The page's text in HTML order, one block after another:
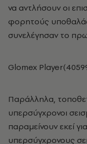
να αντλήσουν οι
φορητούς
συνελέγησαν το
Glomex
Παράλληλα,
υπερσύγχρονοι
παραμείνουν εκεί
υπερσύγχρονους